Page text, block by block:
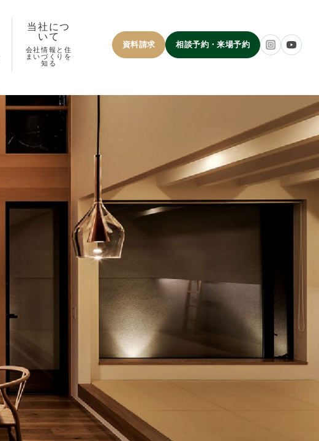
当社につ
いて
会社情報と住
まいづくりを
知る
資料請求 相談予約・来場予約